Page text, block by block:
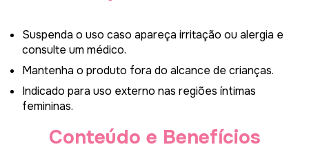
Suspenda o uso caso apareça irritação ou alergia e
consulte um médico.
Mantenha o produto fora do alcance de crianças.
Indicado para uso externo nas regiões íntimas
femininas.
Conteúdo e Benefícios